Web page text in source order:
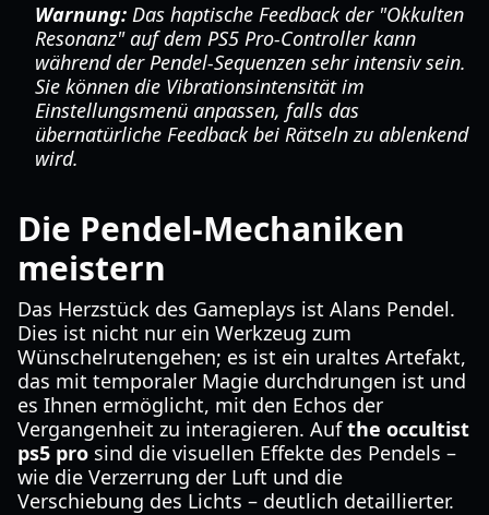
Warnung: Das haptische Feedback der "Okkulten
Resonanz" auf dem PS5 Pro-Controller kann
während der Pendel-Sequenzen sehr intensiv sein.
Sie können die Vibrationsintensität im
Einstellungsmenü anpassen, falls das
übernatürliche Feedback bei Rätseln zu ablenkend
wird.
Die Pendel-Mechaniken
meistern
Das Herzstück des Gameplays ist Alans Pendel.
Dies ist nicht nur ein Werkzeug zum
Wünschelrutengehen; es ist ein uraltes Artefakt,
das mit temporaler Magie durchdrungen ist und
es Ihnen ermöglicht, mit den Echos der
Vergangenheit zu interagieren. Aufthe occultist
ps5 pro sind die visuellen Effekte des Pendels –
wie die Verzerrung der Luft und die
Verschiebung des Lichts – deutlich detaillierter.